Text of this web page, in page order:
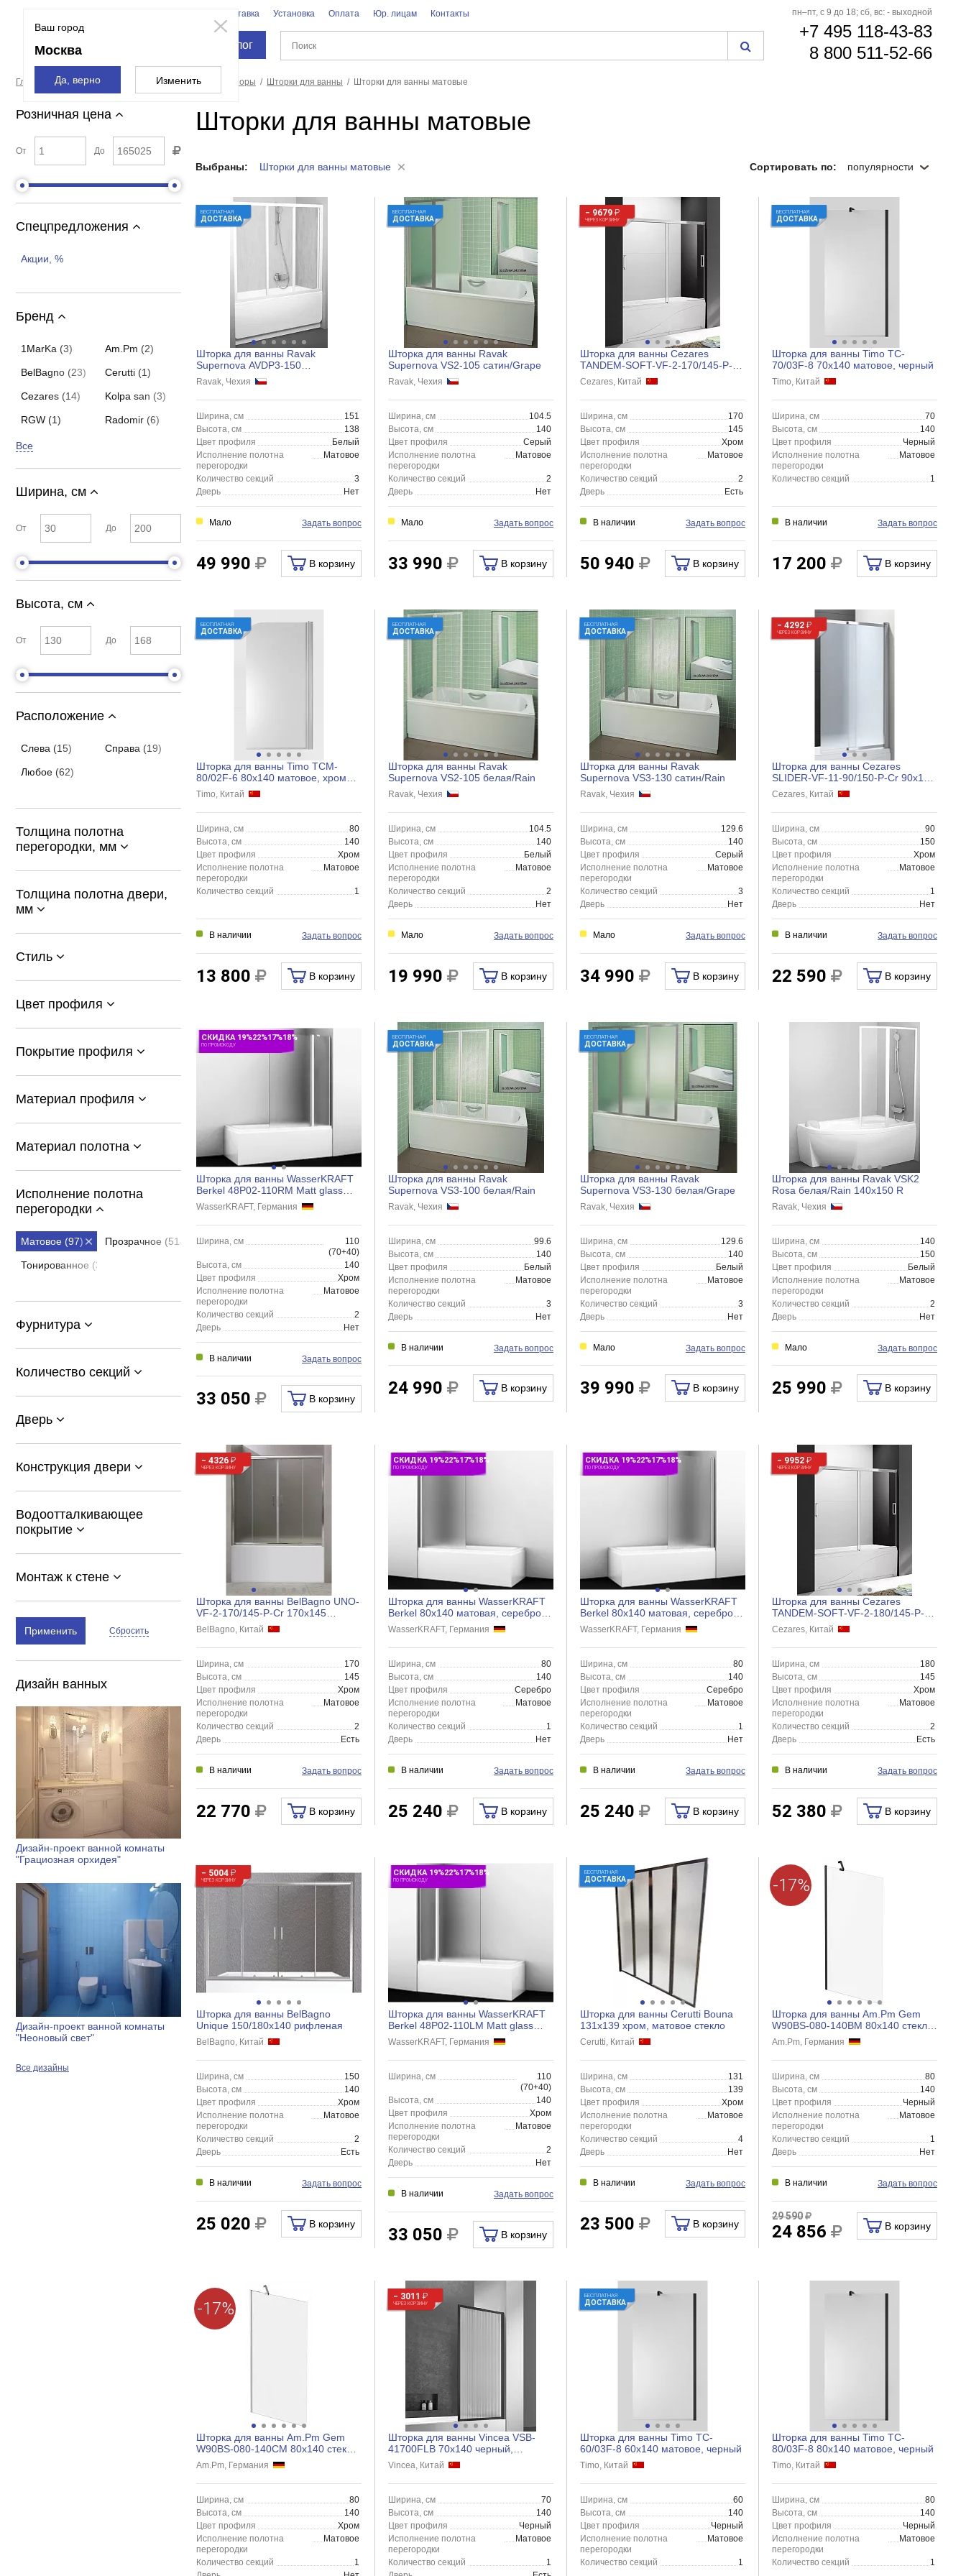
Ваш город
Москва
Да, верно Изменить
Доставка Установка Оплата Юр. лицам Контакты
Каталог
пн–пт, с 9 до 18; сб, вс: - выходной
+7 495 118-43-83
8 800 511-52-66
Главная страница Душевые кабины, углы, двери, шторы Шторки для ванны Шторки для ванны матовые
Розничная цена
От До
Спецпредложения
Акции, %
Бренд
1MarKa (3) Am.Pm (2)
BelBagno (23) Cerutti (1)
Cezares (14) Kolpa san (3)
RGW (1) Radomir (6)
Все
Ширина, см
От До
Высота, см
От До
Расположение
Слева (15) Справа (19)
Любое (62)
Толщина полотна
перегородки, мм
Толщина полотна двери,
мм
Стиль
Цвет профиля
Покрытие профиля
Материал профиля
Материал полотна
Исполнение полотна
перегородки
Матовое (97) Прозрачное (514)
Тонированное (36)
Фурнитура
Количество секций
Дверь
Конструкция двери
Водоотталкивающее
покрытие
Монтаж к стене
Применить Сбросить
Дизайн ванных
Дизайн-проект ванной комнаты
"Грациозная орхидея"
Дизайн-проект ванной комнаты
"Неоновый свет"
Все дизайны
Шторки для ванны матовые
Выбраны: Шторки для ванны матовые Сортировать по: популярности
БЕСПЛАТНАЯ
ДОСТАВКА
Шторка для ванны Ravak
Supernova AVDP3-150
белая/Grape
Ravak, Чехия
Ширина, см
151
Высота, см
138
Цвет профиля
Белый
Исполнение полотна
перегородки
Матовое
Количество секций
3
Дверь
Нет
Мало Задать вопрос
49 990 В корзину
БЕСПЛАТНАЯ
ДОСТАВКА
Шторка для ванны Ravak
Supernova VS2-105 сатин/Grape
Ravak, Чехия
Ширина, см
104.5
Высота, см
140
Цвет профиля
Серый
Исполнение полотна
перегородки
Матовое
Количество секций
2
Дверь
Нет
Мало Задать вопрос
33 990 В корзину
− 9679₽
ЧЕРЕЗ КОРЗИНУ
Шторка для ванны Cezares
TANDEM-SOFT-VF-2-170/145-P-Cr
170x145 матовая
Cezares, Китай
Ширина, см
170
Высота, см
145
Цвет профиля
Хром
Исполнение полотна
перегородки
Матовое
Количество секций
2
Дверь
Есть
В наличии Задать вопрос
50 940 В корзину
БЕСПЛАТНАЯ
ДОСТАВКА
Шторка для ванны Timo TC-
70/03F-8 70x140 матовое, черный
Timo, Китай
Ширина, см
70
Высота, см
140
Цвет профиля
Черный
Исполнение полотна
перегородки
Матовое
Количество секций 1
В наличии Задать вопрос
17 200 В корзину
БЕСПЛАТНАЯ
ДОСТАВКА
Шторка для ванны Timo TCM-
80/02F-6 80x140 матовое, хром
матовый
Timo, Китай
Ширина, см
80
Высота, см
140
Цвет профиля
Хром
Исполнение полотна
перегородки
Матовое
Количество секций 1
В наличии Задать вопрос
13 800 В корзину
БЕСПЛАТНАЯ
ДОСТАВКА
Шторка для ванны Ravak
Supernova VS2-105 белая/Rain
Ravak, Чехия
Ширина, см
104.5
Высота, см
140
Цвет профиля
Белый
Исполнение полотна
перегородки
Матовое
Количество секций
2
Дверь
Нет
Мало Задать вопрос
19 990 В корзину
БЕСПЛАТНАЯ
ДОСТАВКА
Шторка для ванны Ravak
Supernova VS3-130 сатин/Rain
Ravak, Чехия
Ширина, см
129.6
Высота, см
140
Цвет профиля
Серый
Исполнение полотна
перегородки
Матовое
Количество секций
3
Дверь
Нет
Мало Задать вопрос
34 990 В корзину
− 4292₽
ЧЕРЕЗ КОРЗИНУ
Шторка для ванны Cezares
SLIDER-VF-11-90/150-P-Cr 90x150
рифленая
Cezares, Китай
Ширина, см
90
Высота, см
150
Цвет профиля
Хром
Исполнение полотна
перегородки
Матовое
Количество секций
1
Дверь
Нет
В наличии Задать вопрос
22 590 В корзину
СКИДКА 19%22%17%18%
ПО ПРОМОКОДУ
Шторка для ванны WasserKRAFT
Berkel 48P02-110RM Matt glass
Fixed 110х140 серебри...
WasserKRAFT, Германия
Ширина, см
110
(70+40)
Высота, см
140
Цвет профиля
Хром
Исполнение полотна
перегородки
Матовое
Количество секций
2
Дверь
Нет
В наличии Задать вопрос
33 050 В корзину
БЕСПЛАТНАЯ
ДОСТАВКА
Шторка для ванны Ravak
Supernova VS3-100 белая/Rain
Ravak, Чехия
Ширина, см
99.6
Высота, см
140
Цвет профиля
Белый
Исполнение полотна
перегородки
Матовое
Количество секций
3
Дверь
Нет
В наличии Задать вопрос
24 990 В корзину
БЕСПЛАТНАЯ
ДОСТАВКА
Шторка для ванны Ravak
Supernova VS3-130 белая/Grape
Ravak, Чехия
Ширина, см
129.6
Высота, см
140
Цвет профиля
Белый
Исполнение полотна
перегородки
Матовое
Количество секций
3
Дверь
Нет
Мало Задать вопрос
39 990 В корзину
Шторка для ванны Ravak VSK2
Rosa белая/Rain 140x150 R
Ravak, Чехия
Ширина, см
140
Высота, см
150
Цвет профиля
Белый
Исполнение полотна
перегородки
Матовое
Количество секций
2
Дверь
Нет
Мало Задать вопрос
25 990 В корзину
− 4326₽
ЧЕРЕЗ КОРЗИНУ
Шторка для ванны BelBagno UNO-
VF-2-170/145-P-Cr 170x145
рифленая
BelBagno, Китай
Ширина, см
170
Высота, см
145
Цвет профиля
Хром
Исполнение полотна
перегородки
Матовое
Количество секций
2
Дверь
Есть
В наличии Задать вопрос
22 770 В корзину
СКИДКА 19%22%17%18%
ПО ПРОМОКОДУ
Шторка для ванны WasserKRAFT
Berkel 80х140 матовая, серебро,
левая
WasserKRAFT, Германия
Ширина, см
80
Высота, см
140
Цвет профиля
Серебро
Исполнение полотна
перегородки
Матовое
Количество секций
1
Дверь
Нет
В наличии Задать вопрос
25 240 В корзину
СКИДКА 19%22%17%18%
ПО ПРОМОКОДУ
Шторка для ванны WasserKRAFT
Berkel 80х140 матовая, серебро,
правая
WasserKRAFT, Германия
Ширина, см
80
Высота, см
140
Цвет профиля
Серебро
Исполнение полотна
перегородки
Матовое
Количество секций
1
Дверь
Нет
В наличии Задать вопрос
25 240 В корзину
− 9952₽
ЧЕРЕЗ КОРЗИНУ
Шторка для ванны Cezares
TANDEM-SOFT-VF-2-180/145-P-Cr
180x145 матовая
Cezares, Китай
Ширина, см
180
Высота, см
145
Цвет профиля
Хром
Исполнение полотна
перегородки
Матовое
Количество секций
2
Дверь
Есть
В наличии Задать вопрос
52 380 В корзину
− 5004₽
ЧЕРЕЗ КОРЗИНУ
Шторка для ванны BelBagno
Unique 150/180x140 рифленая
BelBagno, Китай
Ширина, см
150
Высота, см
140
Цвет профиля
Хром
Исполнение полотна
перегородки
Матовое
Количество секций
2
Дверь
Есть
В наличии Задать вопрос
25 020 В корзину
СКИДКА 19%22%17%18%
ПО ПРОМОКОДУ
Шторка для ванны WasserKRAFT
Berkel 48P02-110LM Matt glass
Fixed 110х140 серебри...
WasserKRAFT, Германия
Ширина, см
110
(70+40)
Высота, см
140
Цвет профиля
Хром
Исполнение полотна
перегородки
Матовое
Количество секций
2
Дверь
Нет
В наличии Задать вопрос
33 050 В корзину
БЕСПЛАТНАЯ
ДОСТАВКА
Шторка для ванны Cerutti Bouna
131x139 хром, матовое стекло
Cerutti, Китай
Ширина, см
131
Высота, см
139
Цвет профиля
Хром
Исполнение полотна
перегородки
Матовое
Количество секций
4
Дверь
Нет
В наличии Задать вопрос
23 500 В корзину
-17%
Шторка для ванны Am.Pm Gem
W90BS-080-140BM 80x140 стекло
матовое, черный
Am.Pm, Германия
Ширина, см
80
Высота, см
140
Цвет профиля
Черный
Исполнение полотна
перегородки
Матовое
Количество секций
1
Дверь
Нет
В наличии Задать вопрос
29 590
24 856 В корзину
-17%
Шторка для ванны Am.Pm Gem
W90BS-080-140CM 80x140 стекло
матовое, хром
Am.Pm, Германия
Ширина, см
80
Высота, см
140
Цвет профиля
Хром
Исполнение полотна
перегородки
Матовое
Количество секций
1
− 3011 ₽
ЧЕРЕЗ КОРЗИНУ
Шторка для ванны Vincea VSB-
41700FLB 70x140 черный,
рифленое
Vincea, Китай
Ширина, см
70
Высота, см
140
Цвет профиля
Черный
Исполнение полотна
перегородки
Матовое
Количество секций
1
БЕСПЛАТНАЯ
ДОСТАВКА
Шторка для ванны Timo TC-
60/03F-8 60x140 матовое, черный
Timo, Китай
Ширина, см
60
Высота, см
140
Цвет профиля
Черный
Исполнение полотна
перегородки
Матовое
Количество секций 1
Шторка для ванны Timo TC-
80/03F-8 80x140 матовое, черный
Timo, Китай
Ширина, см
80
Высота, см
140
Цвет профиля
Черный
Исполнение полотна
перегородки
Матовое
Количество секций 1